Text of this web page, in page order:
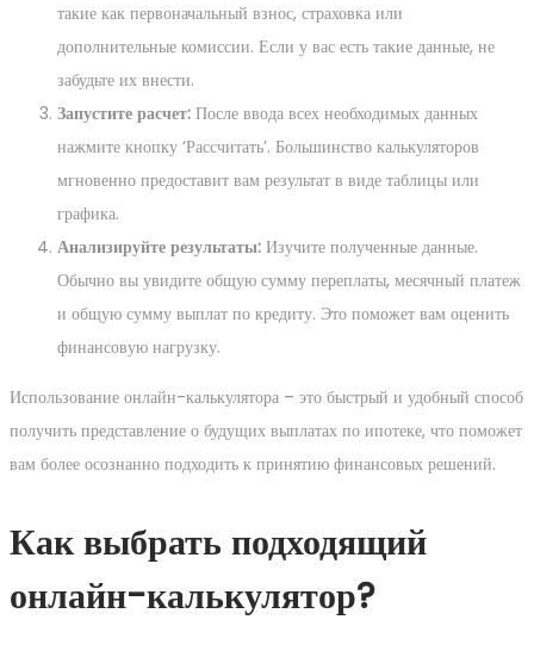
такие как первоначальный взнос, страховка или
дополнительные комиссии. Если у вас есть такие данные, не
забудьте их внести.
Запустите расчет: После ввода всех необходимых данных
нажмите кнопку ‘Рассчитать’. Большинство калькуляторов
мгновенно предоставит вам результат в виде таблицы или
графика.
Анализируйте результаты: Изучите полученные данные.
Обычно вы увидите общую сумму переплаты, месячный платеж
и общую сумму выплат по кредиту. Это поможет вам оценить
финансовую нагрузку.
Использование онлайн-калькулятора – это быстрый и удобный способ
получить представление о будущих выплатах по ипотеке, что поможет
вам более осознанно подходить к принятию финансовых решений.
Как выбрать подходящий
онлайн-калькулятор?